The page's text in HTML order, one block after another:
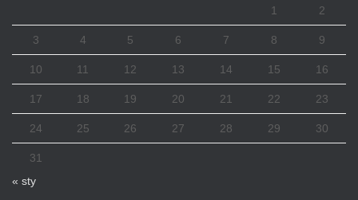
1 2
3 4 5 6 7 8 9
10 11 12 13 14 15 16
17 18 19 20 21 22 23
24 25 26 27 28 29 30
31
« sty